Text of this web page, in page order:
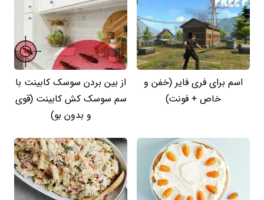
اسم برای فری فایر (خفن و
خاص + فونت)
از بین بردن سوسک کابینت با
سم سوسک کش کابینت (قوی
و بدون بو)